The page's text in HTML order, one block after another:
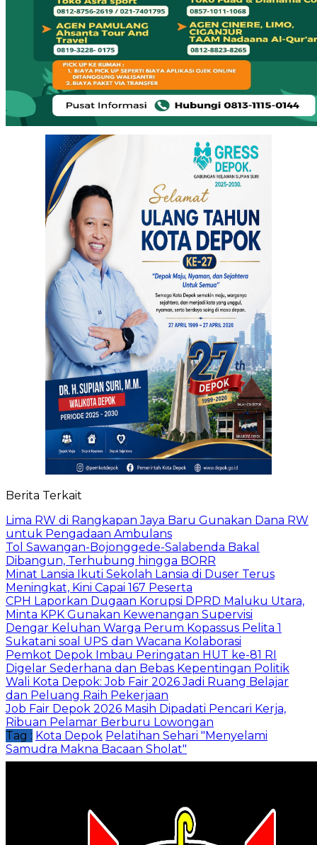
Berita Terkait
Lima RW di Rangkapan Jaya Baru Gunakan Dana RW
untuk Pengadaan Ambulans
Tol Sawangan-Bojonggede-Salabenda Bakal
Dibangun, Terhubung hingga BORR
Minat Lansia Ikuti Sekolah Lansia di Duser Terus
Meningkat, Kini Capai 167 Peserta
CPH Laporkan Dugaan Korupsi DPRD Maluku Utara,
Minta KPK Gunakan Kewenangan Supervisi
Dengar Keluhan Warga Perum Kopassus Pelita 1
Sukatani soal UPS dan Wacana Kolaborasi
Pemkot Depok Imbau Peringatan HUT ke-81 RI
Digelar Sederhana dan Bebas Kepentingan Politik
Wali Kota Depok: Job Fair 2026 Jadi Ruang Belajar
dan Peluang Raih Pekerjaan
Job Fair Depok 2026 Masih Dipadati Pencari Kerja,
Ribuan Pelamar Berburu Lowongan
Tag : Kota Depok Pelatihan Sehari "Menyelami
Samudra Makna Bacaan Sholat"